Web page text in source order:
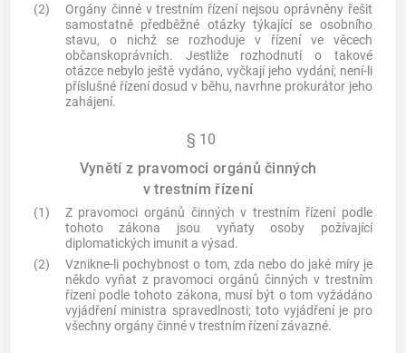
(2)
Orgány činné v trestním řízení nejsou oprávněny řešit
samostatně předběžné otázky týkající se osobního
stavu, o nichž se rozhoduje v řízení ve věcech
občanskoprávních. Jestliže rozhodnutí o takové
otázce nebylo ještě vydáno, vyčkají jeho vydání; není-li
příslušné řízení dosud v běhu, navrhne prokurátor jeho
zahájení.
§ 10
Vynětí z pravomoci orgánů činných
v trestním řízení
(1)
Z pravomoci orgánů činných v trestním řízení podle
tohoto zákona jsou vyňaty osoby požívající
diplomatických imunit a výsad.
(2)
Vznikne-li pochybnost o tom, zda nebo do jaké míry je
někdo vyňat z pravomoci orgánů činných v trestním
řízení podle tohoto zákona, musí být o tom vyžádáno
vyjádření ministra spravedlnosti; toto vyjádření je pro
všechny orgány činné v trestním řízení závazné.